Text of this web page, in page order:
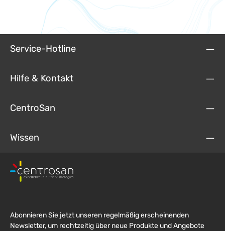
Service-Hotline
Hilfe & Kontakt
CentroSan
Wissen
Abonnieren Sie jetzt unseren regelmäßig erscheinenden
Newsletter, um rechtzeitig über neue Produkte und Angebote